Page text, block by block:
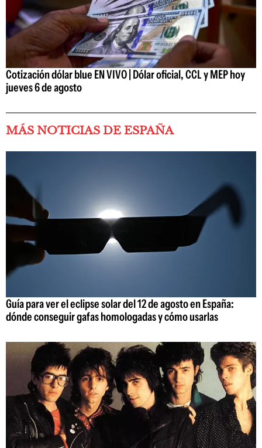
Cotización dólar blue EN VIVO | Dólar oficial, CCL y MEP hoy
jueves 6 de agosto
MÁS NOTICIAS DE ESPAÑA
Guía para ver el eclipse solar del 12 de agosto en España:
dónde conseguir gafas homologadas y cómo usarlas